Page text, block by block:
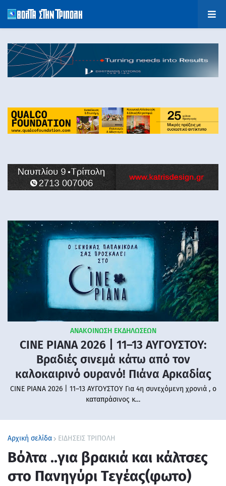
ΑΝΑΚΟΙΝΩΣΗ ΕΚΔΗΛΩΣΕΩΝ
CINE PIANA 2026 | 11–13 ΑΥΓΟΥΣΤΟΥ:
Βραδιές σινεμά κάτω από τον
καλοκαιρινό ουρανό! Πιάνα Αρκαδίας
CINE PIANA 2026 | 11–13 ΑΥΓΟΥΣΤΟΥ Για 4η συνεχόμενη χρονιά , ο
καταπράσινος κ…
Αρχική σελίδα ΕΙΔΗΣΕΙΣ ΤΡΙΠΟΛΗ
Βόλτα ..για βρακιά και κάλτσες
στο Πανηγύρι Τεγέας(φωτο)